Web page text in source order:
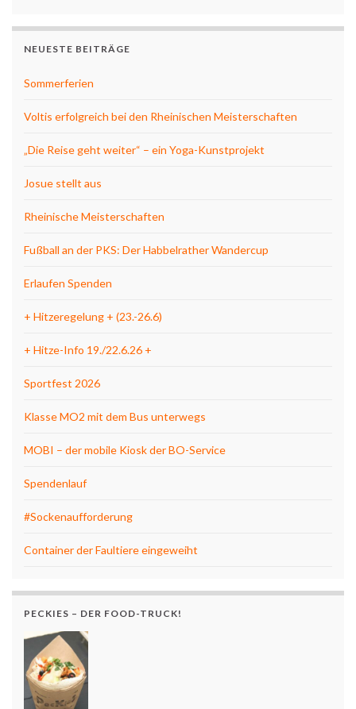
NEUESTE BEITRÄGE
Sommerferien
Voltis erfolgreich bei den Rheinischen Meisterschaften
„Die Reise geht weiter“ – ein Yoga-Kunstprojekt
Josue stellt aus
Rheinische Meisterschaften
Fußball an der PKS: Der Habbelrather Wandercup
Erlaufen Spenden
+ Hitzeregelung + (23.-26.6)
+ Hitze-Info 19./22.6.26 +
Sportfest 2026
Klasse MO2 mit dem Bus unterwegs
MOBI – der mobile Kiosk der BO-Service
Spendenlauf
#Sockenaufforderung
Container der Faultiere eingeweiht
PECKIES – DER FOOD-TRUCK!